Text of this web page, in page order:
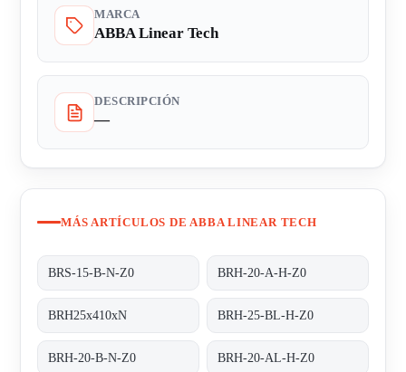
MARCA
ABBA Linear Tech
DESCRIPCIÓN
—
MÁS ARTÍCULOS DE ABBA LINEAR TECH
BRS-15-B-N-Z0 BRH-20-A-H-Z0
BRH25x410xN BRH-25-BL-H-Z0
BRH-20-B-N-Z0 BRH-20-AL-H-Z0